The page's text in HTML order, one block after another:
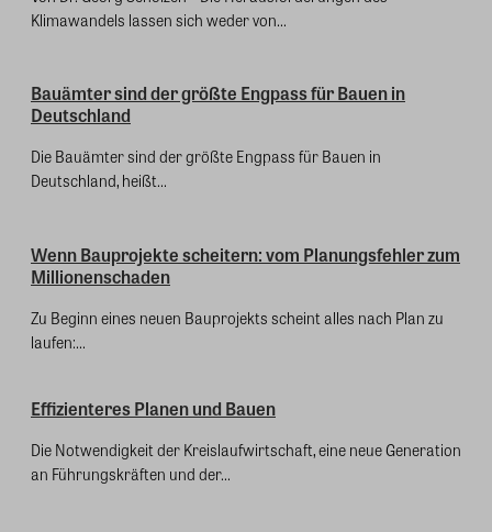
Klimawandels lassen sich weder von...
Bauämter sind der größte Engpass für Bauen in
Deutschland
Die Bauämter sind der größte Engpass für Bauen in
Deutschland, heißt...
Wenn Bauprojekte scheitern: vom Planungsfehler zum
Millionenschaden
Zu Beginn eines neuen Bauprojekts scheint alles nach Plan zu
laufen:...
Effizienteres Planen und Bauen
Die Notwendigkeit der Kreislaufwirtschaft, eine neue Generation
an Führungskräften und der...